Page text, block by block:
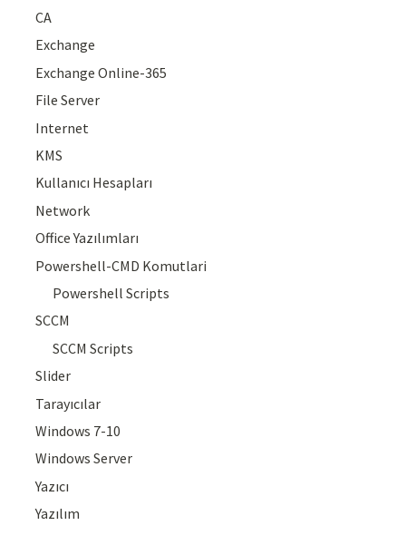
CA
Exchange
Exchange Online-365
File Server
Internet
KMS
Kullanıcı Hesapları
Network
Office Yazılımları
Powershell-CMD Komutlari
Powershell Scripts
SCCM
SCCM Scripts
Slider
Tarayıcılar
Windows 7-10
Windows Server
Yazıcı
Yazılım